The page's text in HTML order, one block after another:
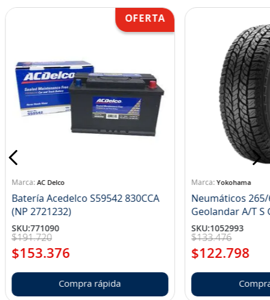
AC Delco
Batería Acedelco S59542 830CCA
(NP 2721232)
SKU:771090
$191.720
$153.376
Compra rápida
Yokohama
Neumáticos 265/
SKU:1052993
$133.476
$122.798